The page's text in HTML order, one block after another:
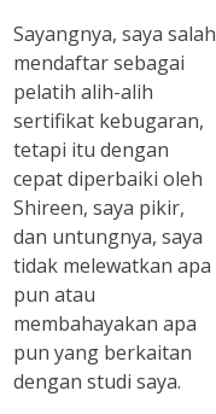
Sayangnya, saya salah
mendaftar sebagai
pelatih alih-alih
sertifikat kebugaran,
tetapi itu dengan
cepat diperbaiki oleh
Shireen, saya pikir,
dan untungnya, saya
tidak melewatkan apa
pun atau
membahayakan apa
pun yang berkaitan
dengan studi saya.